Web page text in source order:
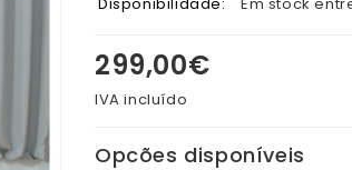
299,00€
IVA incluído
Opcões disponíveis